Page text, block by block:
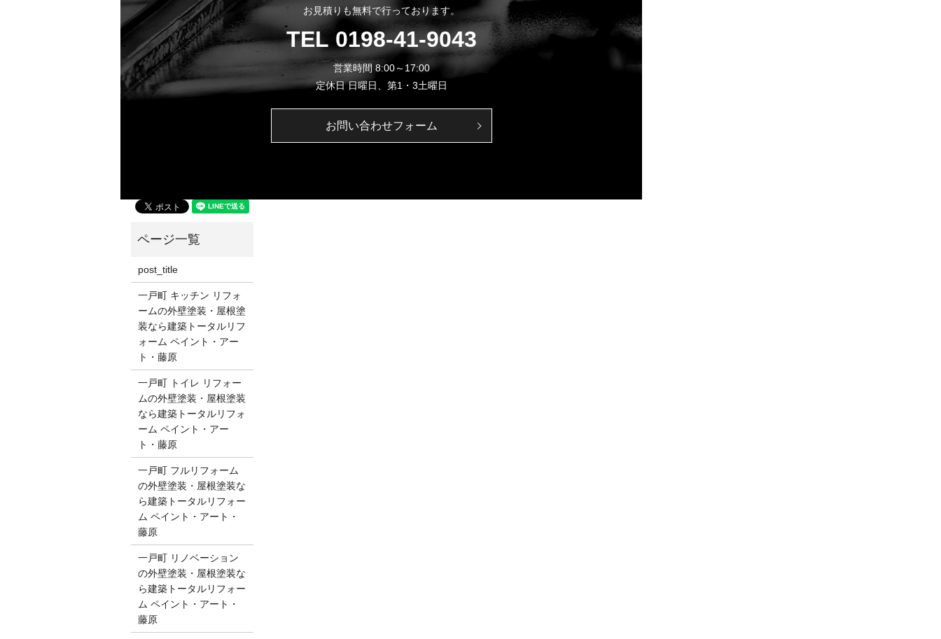
お見積りも無料で行っております。
TEL 0198-41-9043
営業時間 8:00～17:00
定休日 日曜日、第1・3土曜日
お問い合わせフォーム
post_title
一戸町 キッチン リフォ
ームの外壁塗装・屋根塗
装なら建築トータルリフ
ォーム ペイント・アー
ト・藤原
一戸町 トイレ リフォー
ムの外壁塗装・屋根塗装
なら建築トータルリフォ
ーム ペイント・アー
ト・藤原
一戸町 フルリフォーム
の外壁塗装・屋根塗装な
ら建築トータルリフォー
ム ペイント・アート・
藤原
一戸町 リノベーション
の外壁塗装・屋根塗装な
ら建築トータルリフォー
ム ペイント・アート・
藤原